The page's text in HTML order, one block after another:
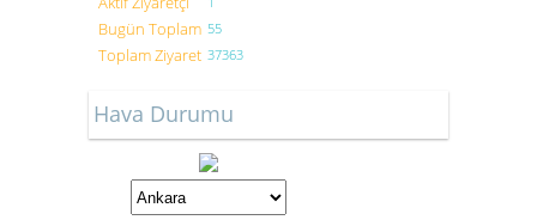
Bugün Toplam 55
Toplam Ziyaret 37363
Hava Durumu